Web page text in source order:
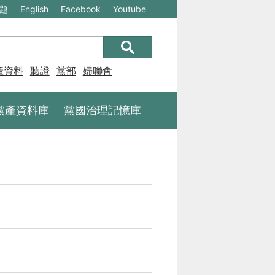
English
(另
視
開
網
Facebook
(另
開
網
Youtube
資料庫聽證 黨部 婦聯會
產資料庫 黨國治理記憶庫